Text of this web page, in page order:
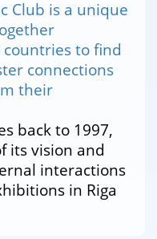
Club is a unique
to find
connections
their
back to 1997,
its vision and
interactions
in Riga